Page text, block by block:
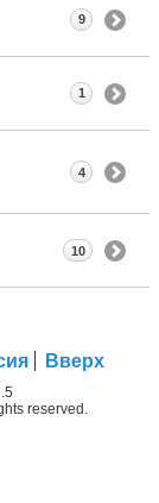
9
1
4
10
Вверх
reserved.